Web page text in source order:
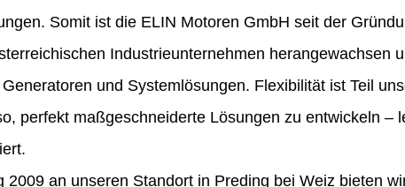
Somit ist die ELIN Motoren GmbH seit der
Industrieunternehmen herangewachsen
und Systemlösungen. Flexibilität ist Teil
perfekt maßgeschneiderte Lösungen zu entwickeln –
2009 an unseren Standort in Preding bei Weiz bieten